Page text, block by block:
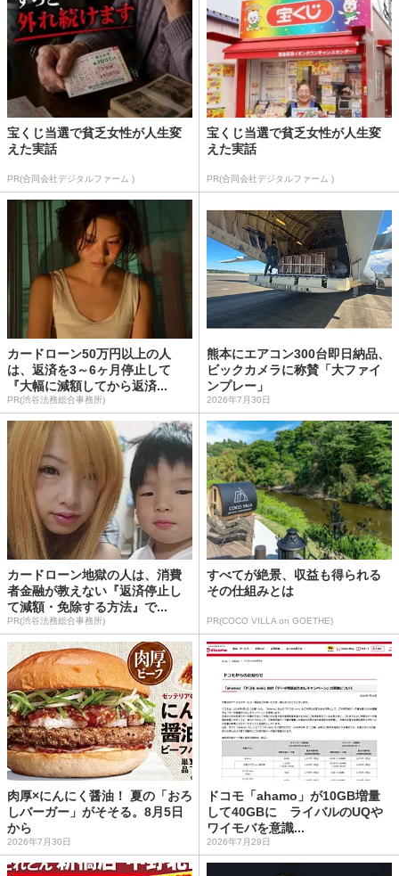
宝くじ当選で貧乏女性が人生変
えた実話
PR(合同会社デジタルファーム )
宝くじ当選で貧乏女性が人生変
えた実話
PR(合同会社デジタルファーム )
カードローン50万円以上の人
は、返済を3～6ヶ月停止して
『大幅に減額してから返済...
PR(渋谷法務総合事務所)
熊本にエアコン300台即日納品、
ビックカメラに称賛「大ファイ
ンプレー」
2026年7月30日
カードローン地獄の人は、消費
者金融が教えない『返済停止し
て減額・免除する方法』で...
PR(渋谷法務総合事務所)
すべてが絶景、収益も得られる
その仕組みとは
PR(COCO VILLA on GOETHE)
肉厚×にんにく醤油！ 夏の「おろ
しバーガー」がそそる。8月5日
から
2026年7月30日
ドコモ「ahamo」が10GB増量
して40GBに ライバルのUQや
ワイモバを意識...
2026年7月29日